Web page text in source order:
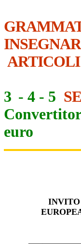
ARTICOLI
3 - 4 - 5
euro
INVITO